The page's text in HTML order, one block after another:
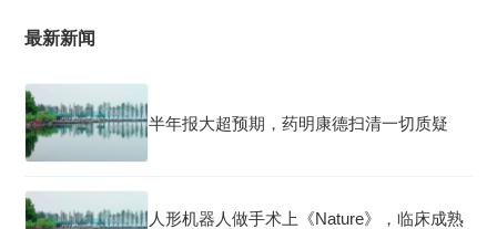
最新新闻
半年报大超预期，药明康德扫清一切质疑
人形机器人做手术上《Nature》，临床成熟